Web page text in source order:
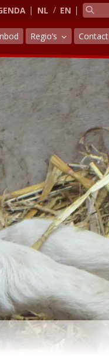
NL EN
Regio’s Contact